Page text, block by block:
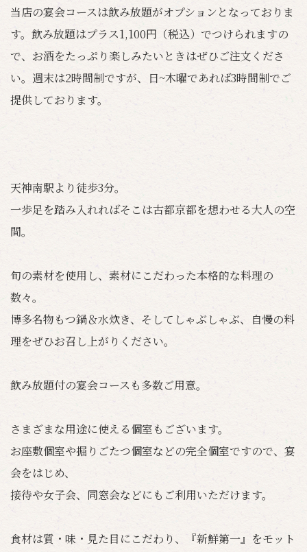
当店の宴会コースは飲み放題がオプションとなっておりま
す。飲み放題はプラス1,100円（税込）でつけられますの
で、お酒をたっぷり楽しみたいときはぜひご注文くださ
い。週末は2時間制ですが、日~木曜であれば3時間制でご
提供しております。
天神南駅より徒歩3分。
一歩足を踏み入れればそこは古都京都を想わせる大人の空
間。
旬の素材を使用し、素材にこだわった本格的な料理の
数々。
博多名物もつ鍋＆水炊き、そしてしゃぶしゃぶ、自慢の料
理をぜひお召し上がりください。
飲み放題付の宴会コースも多数ご用意。
さまざまな用途に使える個室もございます。
お座敷個室や掘りごたつ個室などの完全個室ですので、宴
会をはじめ、
接待や女子会、同窓会などにもご利用いただけます。
食材は質・味・見た目にこだわり、『新鮮第一』をモット